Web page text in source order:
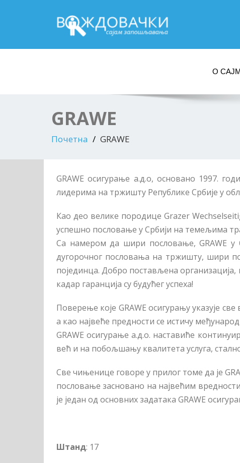
О
GRAWE
Почетна GRAWE
GRAWE осигурање а.д.о, основано 1997.
лидерима на тржишту Републике Србије у
Као део велике породице Grazer
успешно пословање у Србији на темељима
Са намером да шири пословање, GRАWЕ у
дугорочног пословања на тржишту, шири
појединца. Добро постављена
кадар гаранција су будућег успеха!
Поверење које GRАWЕ осигурању указује
а као највеће предности се истичу
GRАWЕ осигурање а.д.о. наставиће
већ и на побољшању квалитета услуга,
Све чињенице говоре у прилог томе да је
пословање засновано на највећим
је један од основних задатака GRАWЕ
Штанд: 17